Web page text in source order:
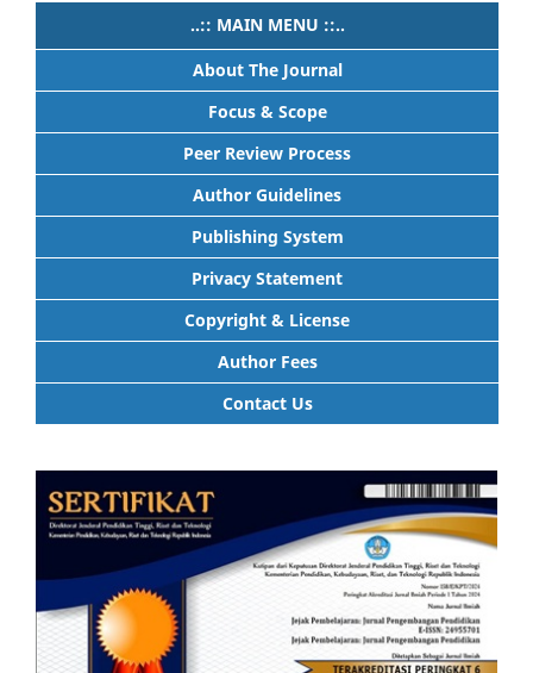
..:: MAIN MENU ::..
About The Journal
Focus & Scope
Peer Review Process
Author Guidelines
Publishing System
Privacy Statement
Copyright & License
Author Fees
Contact Us